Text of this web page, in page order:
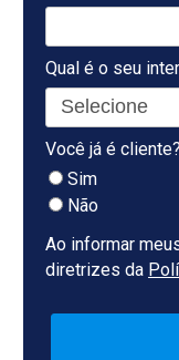
Qual é o seu
Você já é
Sim
Não
Ao informar
diretrizes da